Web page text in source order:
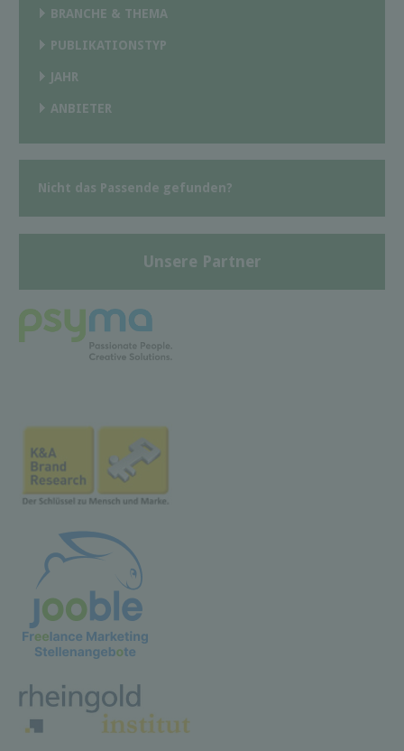
BRANCHE & THEMA
PUBLIKATIONSTYP
JAHR
ANBIETER
Nicht das Passende gefunden?
Unsere Partner